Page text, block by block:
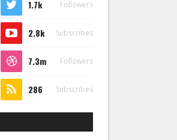
1.7k Followers
2.8k Subscribes
7.3m Followers
286 Subscribes